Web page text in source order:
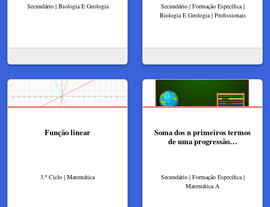
Secundário | Biologia E Geologia
Secundário | Formação Específica |
Biologia E Geologia | Profissionais
Função linear
3.º Ciclo | Matemática
Soma dos n primeiros termos
de uma progressão…
Secundário | Formação Específica |
Matemática A